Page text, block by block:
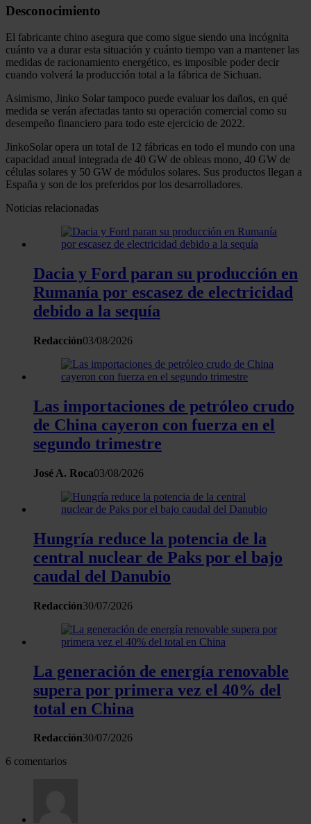
Desconocimiento
El fabricante chino asegura que como sigue siendo una incógnita
cuánto va a durar esta situación y cuánto tiempo van a mantener las
medidas de racionamiento energético, es imposible poder decir
cuando volverá la producción total a la fábrica de Sichuan.
Asimismo, Jinko Solar tampoco puede evaluar los daños, en qué
medida se verán afectadas tanto su operación comercial como su
desempeño financiero para todo este ejercicio de 2022.
JinkoSolar opera un total de 12 fábricas en todo el mundo con una
capacidad anual integrada de 40 GW de obleas mono, 40 GW de
células solares y 50 GW de módulos solares. Sus productos llegan a
España y son de los preferidos por los desarrolladores.
Noticias relacionadas
Dacia y Ford paran su producción en
Rumanía por escasez de electricidad
debido a la sequía
Redacción03/08/2026
Las importaciones de petróleo crudo
de China cayeron con fuerza en el
segundo trimestre
José A. Roca03/08/2026
Hungría reduce la potencia de la
central nuclear de Paks por el bajo
caudal del Danubio
Redacción30/07/2026
La generación de energía renovable
supera por primera vez el 40% del
total en China
Redacción30/07/2026
6 comentarios